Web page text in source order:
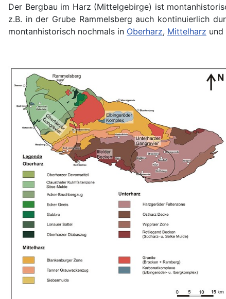
Der Bergbau im Harz (Mittelgebirge) ist
z.B. in der Grube Rammelsberg auch kontinuierlich
montanhistorisch nochmals in Oberharz, Mittelharz und